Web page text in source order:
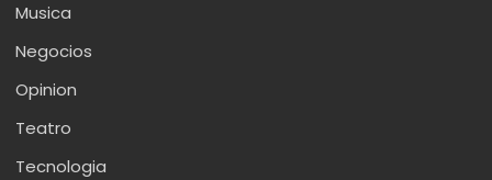
Musica
Negocios
Opinion
Teatro
Tecnologia